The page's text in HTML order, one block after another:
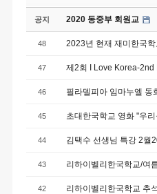
공지 2020 동중부 회원교
48 2023년 현재 재미한국
47 제2회 I Love Korea-2nd
46 필라델피아 임마누엘 동
45 초대한국학교 영화 "우
44 김택수 선생님 특강 2월
43 리하이벨리한국학교/여
42 리하이벨리한국학교 추